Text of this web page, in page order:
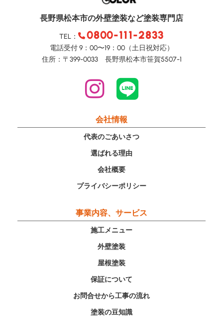
長野県松本市の外壁塗装など塗装専門店
TEL： 0800-111-2833
電話受付 9：00〜19：00（土日祝対応）
住所：〒399-0033 長野県松本市笹賀5507-1
会社情報
代表のごあいさつ
選ばれる理由
会社概要
プライバシーポリシー
事業内容、サービス
施工メニュー
外壁塗装
屋根塗装
保証について
お問合せから工事の流れ
塗装の豆知識